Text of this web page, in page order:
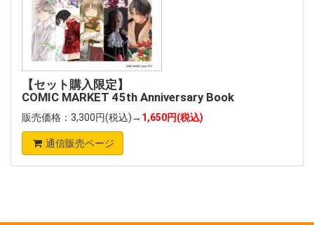
【セット購入限定】
COMIC MARKET 45th Anniversary Book
販売価格：3,300円(税込)→ 1,650円(税込)
通信販売ページ